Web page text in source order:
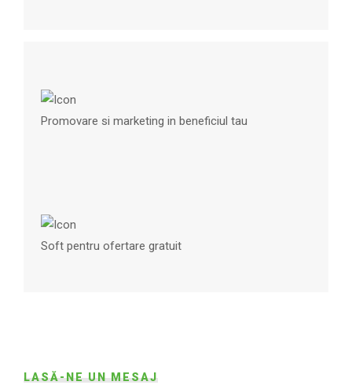
Promovare si marketing in beneficiul tau
Soft pentru ofertare gratuit
LASĂ-NE UN MESAJ